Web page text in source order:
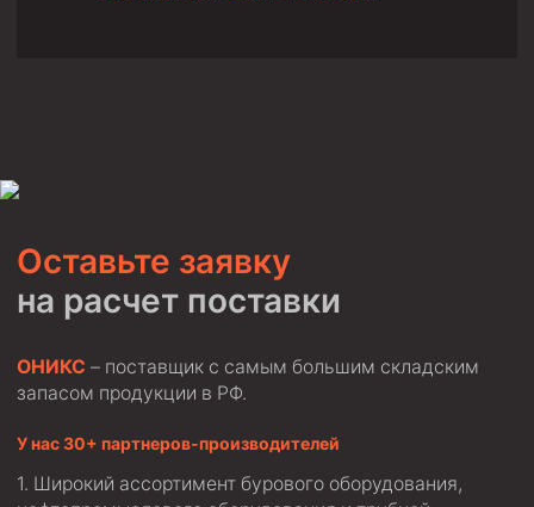
Фрезеры стартово-оконные
Печати свинцовые
Калибраторы расширители
Фрезеры Барракуда
Фрезеры пилотные
Райберы конусные
Оставьте заявку
на расчет поставки
ОНИКС – поставщик с самым большим складским
запасом продукции в РФ.
У нас 30+ партнеров-производителей
Широкий ассортимент бурового оборудования,